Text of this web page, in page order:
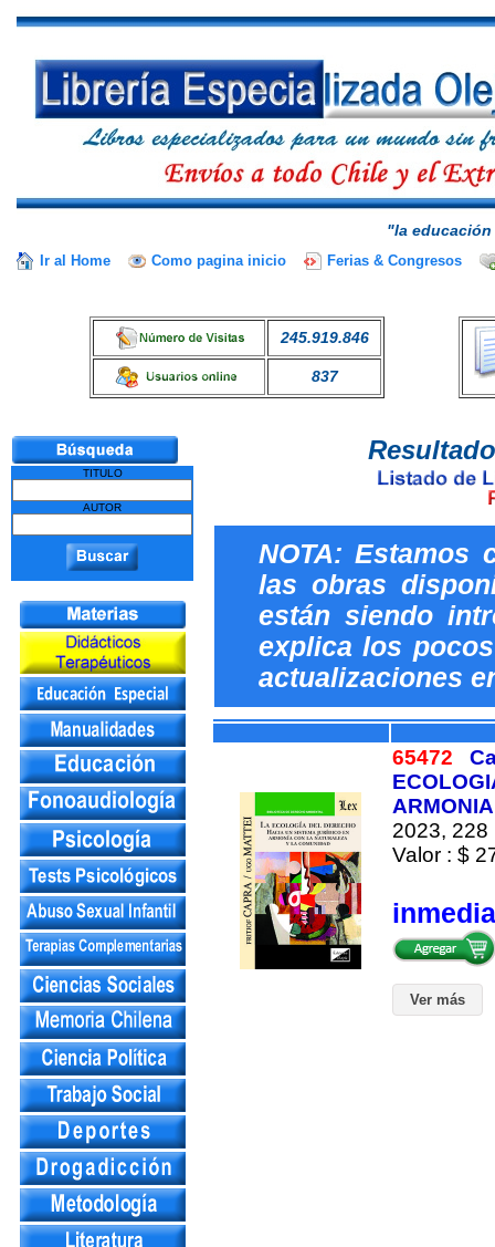
"la
Ir al Home Como pagina inicio Ferias & Congresos
245.919.846
837
TITULO
AUTOR
NOTA: Estamos
las obras
están siendo
explica los
actualizaciones
65472
2023, 228
Valor : $
Ver más